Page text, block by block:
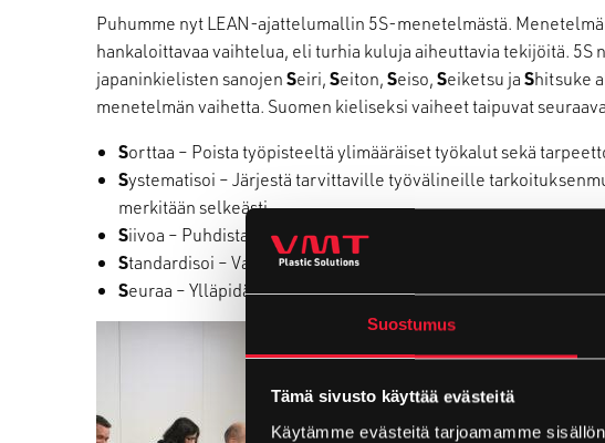
Suostumus
Tämä sivusto käyttää evästeitä
Käytämme evästeitä tarjoamamme
Puhumme nyt LEAN-ajattelumallin 5S-menetelmästä.
hankaloittavaa vaihtelua, eli turhia kuluja aiheuttavia tekijöitä. 5S
japaninkielisten sanojenSeiri,Seiton,Seiso,Seiketsu jaShitsuke
menetelmän vaihetta. Suomen kieliseksi vaiheet taipuvat
Sorttaa – Poista työpisteeltä ylimääräiset työkalut sekä
Systematisoi – Järjestä tarvittaville työvälineille
merkitään selkeästi.
Siivoa – Puhdista ja huolla koneet ja laitteet.
Standardisoi – Vakiinnuta järjestelyt ja siivous rutiininomaiseksi
Seuraa – Ylläpidä vakiintuneita käytäntöjä.